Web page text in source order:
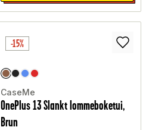
-15%
CaseMe
OnePlus 13 Slankt lommeboketui,
Brun